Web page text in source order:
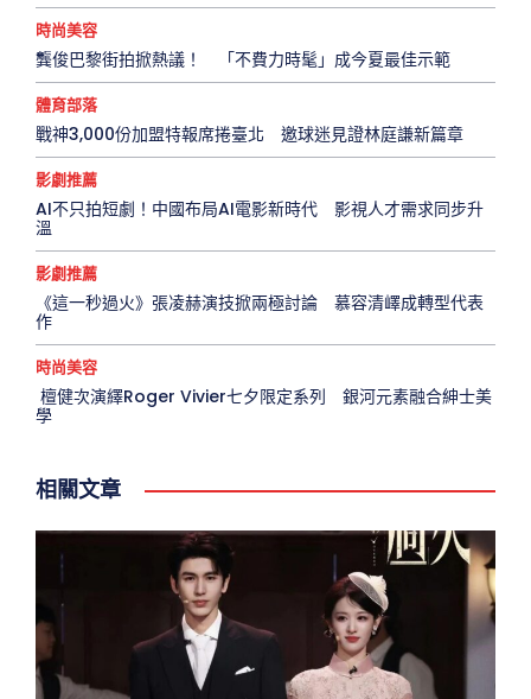
時尚美容
龔俊巴黎街拍掀熱議！ 「不費力時髦」成今夏最佳示範
體育部落
戰神3,000份加盟特報席捲臺北 邀球迷見證林庭謙新篇章
影劇推薦
AI不只拍短劇！中國布局AI電影新時代 影視人才需求同步升
溫
影劇推薦
《這一秒過火》張凌赫演技掀兩極討論 慕容清嶧成轉型代表
作
時尚美容
檀健次演繹Roger Vivier七夕限定系列 銀河元素融合紳士美
學
相關文章